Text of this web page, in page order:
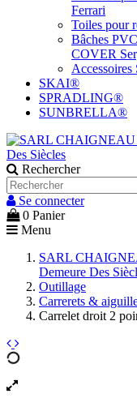
Ferrari
Toiles pour
Bâches
COVER
Accessoires
SKAI®
SPRADLING®
SUNBRELLA®
Rechercher
Se connecter
0 Panier
Menu
SARL
Demeure Des
Outillage
Carrerets &
Carrelet droit 2